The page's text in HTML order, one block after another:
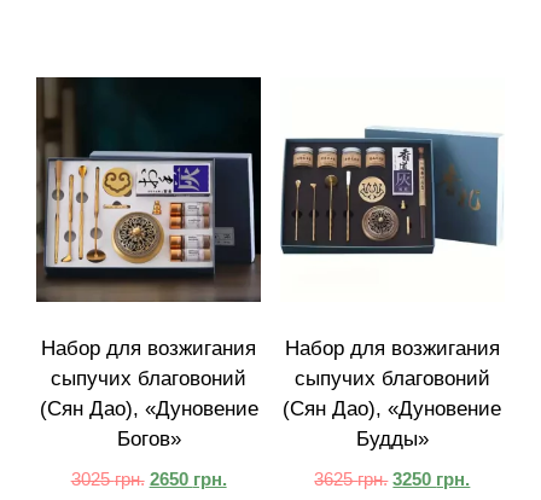
Набор для возжигания
сыпучих благовоний
(Сян Дао), «Дуновение
Богов»
3025грн. 2650 грн.
Набор для возжигания
сыпучих благовоний
(Сян Дао), «Дуновение
Будды»
3625грн. 3250 грн.